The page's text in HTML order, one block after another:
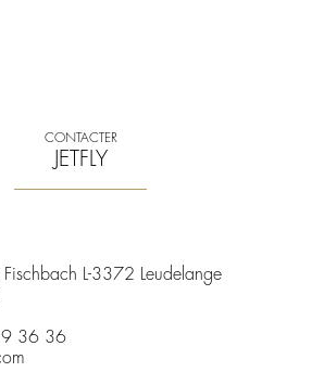
CONTACTER
JETFLY
Fischbach L-3372 Leudelange
36 36